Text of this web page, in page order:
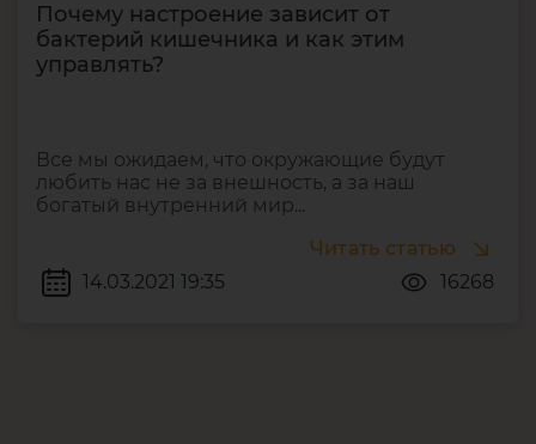
Почему настроение зависит от
бактерий кишечника и как этим
управлять?
Все мы ожидаем, что окружающие будут
любить нас не за внешность, а за наш
богатый внутренний мир...
Читать статью
14.03.2021 19:35
16268